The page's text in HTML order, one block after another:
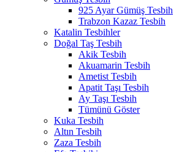
925 Ayar Gümüş Tesbih
Trabzon Kazaz Tesbih
Katalin Tesbihler
Doğal Taş Tesbih
Akik Tesbih
Akuamarin Tesbih
Ametist Tesbih
Apatit Taşı Tesbih
Ay Taşı Tesbih
Tümünü Göster
Kuka Tesbih
Altın Tesbih
Zaza Tesbih